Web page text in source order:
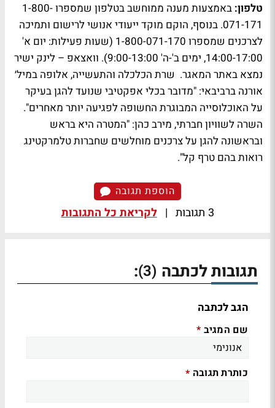
טלפון:
באמצעות מענה ממוחשב בטלפון שמספרו 1-800-
071-171. בנוסף, הוקם מוקד ייעודי אנושי לרישום ותמיכה
לצרכנים שמספרו 1-800-071-170 (שעות פעילות: יום א'
14:00-17:00, ימים ב'-ה' 9:00-13:00). וואצאפ – לינק ישיר
נמצא באתר המאגר. שרת הכלכלה והתעשייה, אלופה במיל׳
אורנה ברביבאי: "מדובר בכלי אפקטיבי שנועד להגן בעיקר
על האוכלוסייה המבוגרת החשופה לפגיעה יותר מאחרים".
השרה לשוויון חברתי, מירב כהן: "המטרה היא בראש
ובראשונה להגן על צרכנים מוחלשים שחברות טלמרקטינג
רואות בהם טרף קל".
הוספת תגובה
3 תגובות | לקריאת כל התגובות
תגובות לכתבה (3)
:
הגב לכתבה
שם המגיב *
כותרת תגובה *